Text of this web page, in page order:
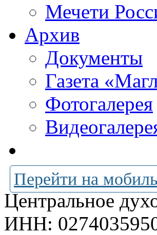
Мечети
Архив
Документы
Газета
Фотогалерея
Перейти на
Центральное
ИНН: